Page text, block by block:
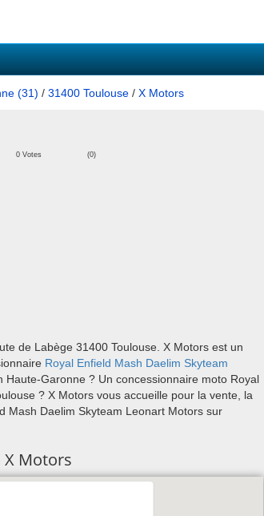
(31) / 31400 Toulouse / X Motors
0 Votes (0)
de Labège 31400 Toulouse. X Motors est un
Royal Enfield Mash Daelim Skyteam
Haute-Garonne ? Un concessionnaire moto Royal
? X Motors vous accueille pour la vente, la
Mash Daelim Skyteam Leonart Motors sur
X Motors